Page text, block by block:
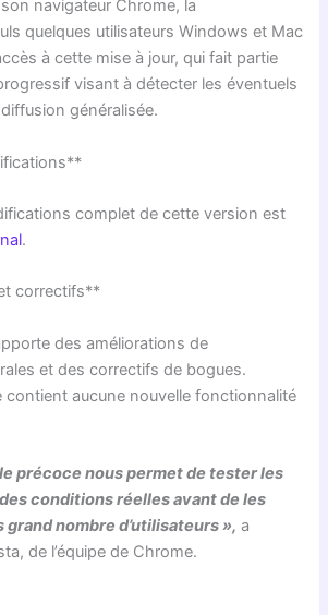
navigateur Chrome, la
quelques utilisateurs Windows et Mac
à cette mise à jour, qui fait partie
visant à détecter les éventuels
généralisée.
complet de cette version est
.
correctifs**
des améliorations de
et des correctifs de bogues.
contient aucune nouvelle fonctionnalité
précoce nous permet de tester les
conditions réelles avant de les
grand nombre d’utilisateurs », a
de l’équipe de Chrome.